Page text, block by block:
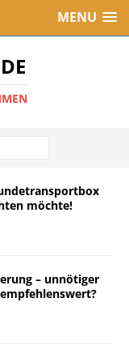
MENU
möchte!
– unnötiger